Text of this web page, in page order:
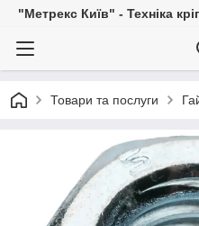
"Метрекс Київ" - Техніка
Товари та послуги